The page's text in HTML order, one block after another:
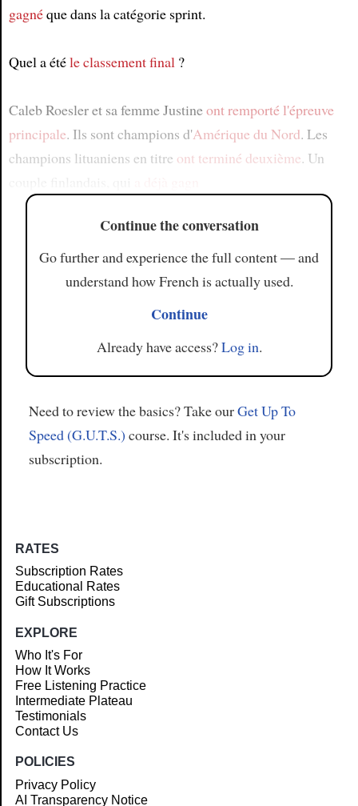
gagnéque dans la catégorie sprint.
Quel a étéle classement final?
Caleb Roesler et sa femme Justineont remporté l'épreuve
principale. Ils sont champions d'Amérique du Nord. Les
champions lituaniens en titre ont terminé deuxième. Un
Continue the conversation
Go further and experience the full content — and
understand how French is actually used.
Continue
Already have access?Log in.
Need to review the basics? Take ourGet Up To
Speed (G.U.T.S.) course. It's included in your
subscription.
RATES
Subscription Rates
Educational Rates
Gift Subscriptions
EXPLORE
Who It's For
How It Works
Free Listening Practice
Intermediate Plateau
Testimonials
Contact Us
POLICIES
Privacy Policy
AI Transparency Notice